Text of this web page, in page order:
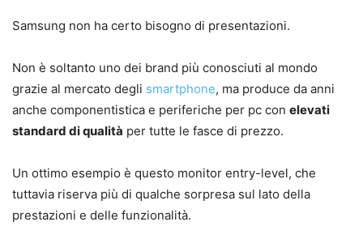
Samsung non ha certo bisogno di presentazioni.
Non è soltanto uno dei brand più conosciuti al mondo
grazie al mercato degli smartphone, ma produce da anni
anche componentistica e periferiche per pc con elevati
standard di qualità per tutte le fasce di prezzo.
Un ottimo esempio è questo monitor entry-level, che
tuttavia riserva più di qualche sorpresa sul lato della
prestazioni e delle funzionalità.